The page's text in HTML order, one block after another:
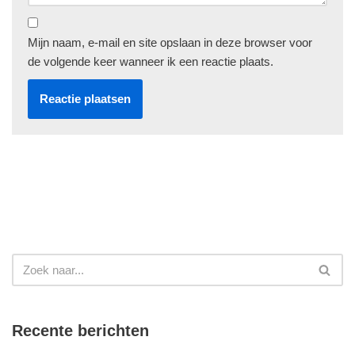
Mijn naam, e-mail en site opslaan in deze browser voor
de volgende keer wanneer ik een reactie plaats.
Recente berichten